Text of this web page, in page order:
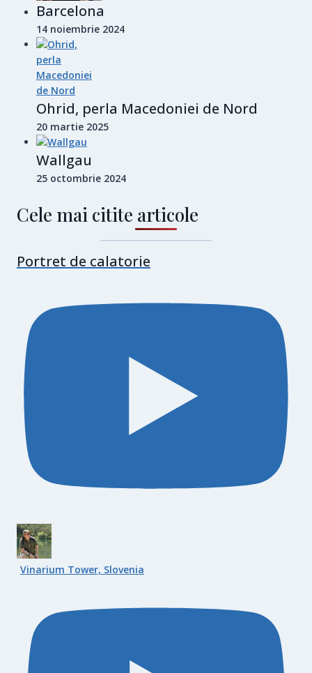
Barcelona
14 noiembrie 2024
Ohrid, perla Macedoniei de Nord
20 martie 2025
Wallgau
25 octombrie 2024
Cele mai citite articole
Portret de calatorie
Vinarium Tower, Slovenia